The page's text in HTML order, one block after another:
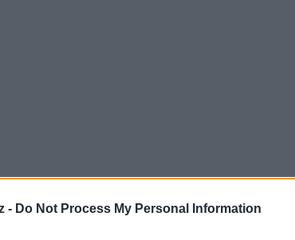
- Do Not Process My Personal Information